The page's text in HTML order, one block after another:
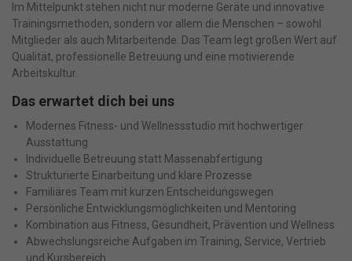
Im Mittelpunkt stehen nicht nur moderne Geräte und innovative
Trainingsmethoden, sondern vor allem die Menschen – sowohl
Mitglieder als auch Mitarbeitende. Das Team legt großen Wert auf
Qualität, professionelle Betreuung und eine motivierende
Arbeitskultur.
Das erwartet dich bei uns
Modernes Fitness- und Wellnessstudio mit hochwertiger
Ausstattung
Individuelle Betreuung statt Massenabfertigung
Strukturierte Einarbeitung und klare Prozesse
Familiäres Team mit kurzen Entscheidungswegen
Persönliche Entwicklungsmöglichkeiten und Mentoring
Kombination aus Fitness, Gesundheit, Prävention und Wellness
Abwechslungsreiche Aufgaben im Training, Service, Vertrieb
und Kursbereich